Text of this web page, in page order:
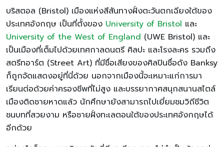
บริสตอล (Bristol) เมืองแห่งสีสันทางฝั่งตะวันตกเฉียงใต้ของ
ประเทศอังกฤษ เป็นที่ตั้งของ University of Bristol และ
University of the West of England (UWE Bristol) และ
เป็นเมืองที่เต็มไปด้วยเทศกาลดนตรี ศิลปะ และโรงละคร รวมถึง
สตรีทอาร์ต (Street Art) ที่มีชื่อเสียงของศิลปินชื่อดัง Banksy
ก็ถูกจัดแสดงอยู่ที่นี่ด้วย นอกจากเมืองนี้จะเหมาะแก่การมา
เรียนต่อด้วยค่าครองชีพที่ไม่สูง และบรรยากาศสนุกสนานสไตล์
เมืองติดชายหาดแล้ว นักศึกษายังสามารถไปเยี่ยมชมวิถีชีวิต
ชนบทที่สวยงาม หรือชายฝั่งทะเลตอนใต้ของประเทศอังกฤษได้
อีกด้วย